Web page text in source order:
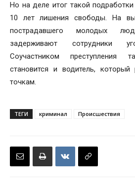
Но на деле итог такой
10 лет лишения свободы. На
пострадавшего молодых
задерживают сотрудники
Соучастником преступления
становится и водитель, который
точкам.
ТЕГИ криминал Происшествия